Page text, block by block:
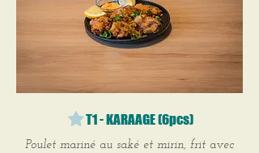
T1 - KARAAGE (6pcs)
Poulet mariné au saké et mirin, frit avec